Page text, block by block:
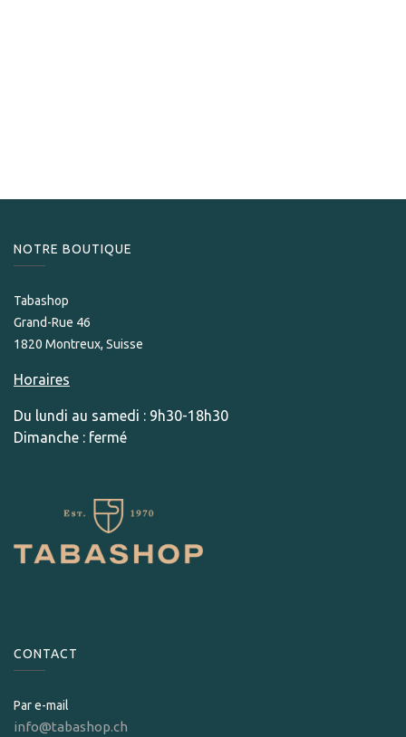
NOTRE BOUTIQUE
Tabashop
Grand-Rue 46
1820 Montreux, Suisse
Horaires
Du lundi au samedi : 9h30-18h30
Dimanche : fermé
CONTACT
Par e-mail
info@tabashop.ch